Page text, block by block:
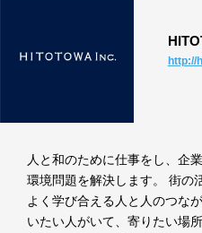
http://
人と和のために仕事をし、企
環境問題を解決します。 街の
よく学び合える人と人のつな
いたい人がいて、寄りたい場